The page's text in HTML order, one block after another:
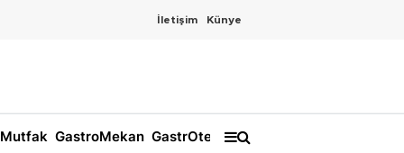
İletişim Künye
GastroMekan GastrOtel